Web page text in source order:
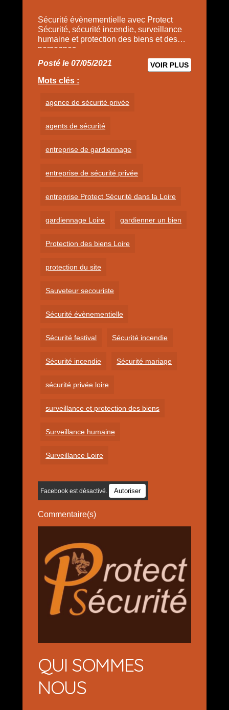
Sécurité évènementielle avec Protect
Sécurité, sécurité incendie, surveillance
humaine et protection des biens et des
personnes.
Posté le 07/05/2021
VOIR PLUS
Mots clés :
agence de sécurité privée
agents de sécurité
entreprise de gardiennage
entreprise de sécurité privée
entreprise Protect Sécurité dans la Loire
gardiennage Loire gardienner un bien
Protection des biens Loire
protection du site
Sauveteur secouriste
Sécurité évènementielle
Sécurité festival Sécurité incendie
Sécurité incendie Sécurité mariage
sécurité privée loire
surveillance et protection des biens
Surveillance humaine
Surveillance Loire
Facebook est désactivé. Autoriser
Commentaire(s)
QUI SOMMES
NOUS